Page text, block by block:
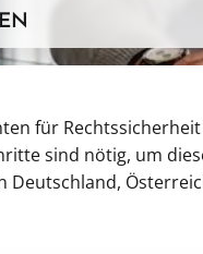
für
sind nötig, um